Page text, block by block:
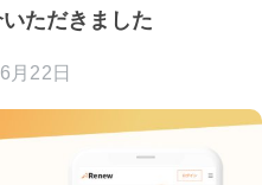
ただきました
月22日